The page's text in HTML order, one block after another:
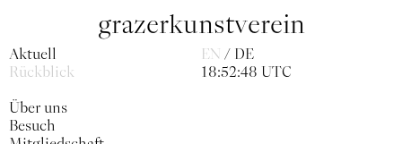
Aktuell
Rückblick
Über uns
Besuch
grazerkunstverein
EN
DE
18:52:49 UTC